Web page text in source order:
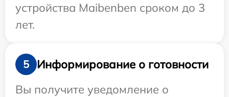
устройства Maibenben сроком до 3
лет.
5
Информирование о готовности
Вы получите уведомление о